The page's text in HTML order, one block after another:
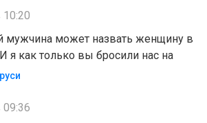
10:20
мужчина может назвать женщину в
как только вы бросили нас на
09:36